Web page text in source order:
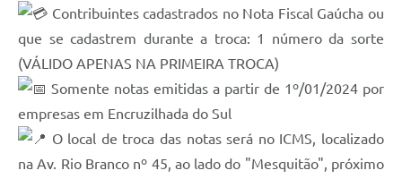
Contribuintes cadastrados no Nota Fiscal Gaúcha ou
que se cadastrem durante a troca: 1 número da sorte
(VÁLIDO APENAS NA PRIMEIRA TROCA)
Somente notas emitidas a partir de 1º/01/2024 por
empresas em Encruzilhada do Sul
O local de troca das notas será no ICMS, localizado
na Av. Rio Branco nº 45, ao lado do "Mesquitão", próximo